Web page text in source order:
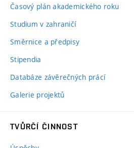
Časový plán akademického roku
Studium v zahraničí
Směrnice a předpisy
Stipendia
Databáze závěrečných prácí
Galerie projektů
TVŮRČÍ ČINNOST